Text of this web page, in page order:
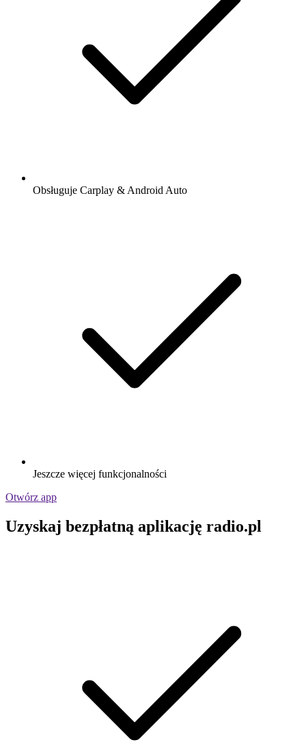
Obsługuje Carplay & Android Auto
Jeszcze więcej funkcjonalności
Otwórz app
Uzyskaj bezpłatną aplikację radio.pl